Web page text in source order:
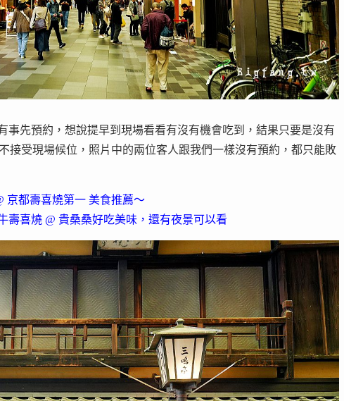
事先預約，想說提早到現場看看有沒有機會吃到，結果只要是沒有
接受現場候位，照片中的兩位客人跟我們一樣沒有預約，都只能敗
京都壽喜燒第一 美食推薦～
壽喜燒 @ 貴桑桑好吃美味，還有夜景可以看